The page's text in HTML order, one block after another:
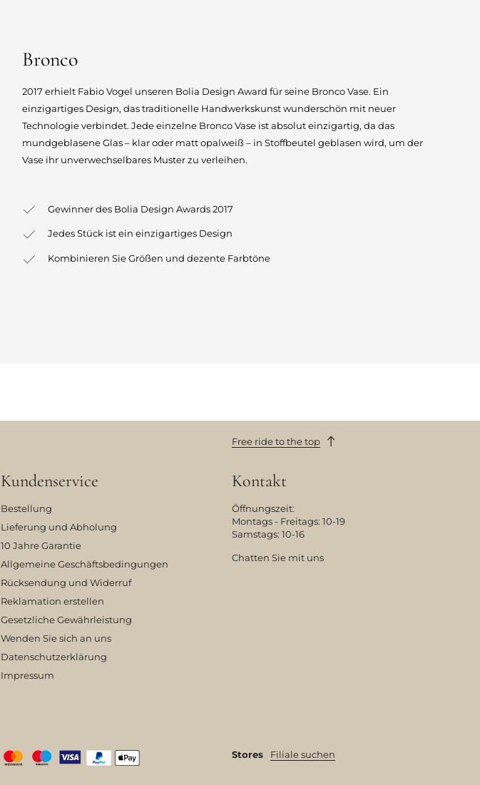
Bronco
2017 erhielt Fabio Vogel unseren Bolia Design Award für seine Bronco Vase. Ein
einzigartiges Design, das traditionelle Handwerkskunst wunderschön mit neuer
Technologie verbindet. Jede einzelne Bronco Vase ist absolut einzigartig, da das
mundgeblasene Glas – klar oder matt opalweiß – in Stoffbeutel geblasen wird, um der
Vase ihr unverwechselbares Muster zu verleihen.
Gewinner des Bolia Design Awards 2017
Jedes Stück ist ein einzigartiges Design
Kombinieren Sie Größen und dezente Farbtöne
Free ride to the top
Kundenservice
Bestellung
Lieferung und Abholung
10 Jahre Garantie
Allgemeine Geschäftsbedingungen
Rücksendung und Widerruf
Reklamation erstellen
Gesetzliche Gewährleistung
Wenden Sie sich an uns
Datenschutzerklärung
Impressum
Kontakt
Öffnungszeit:
Montags - Freitags: 10-19
Samstags: 10-16
Chatten Sie mit uns
Stores Filiale suchen